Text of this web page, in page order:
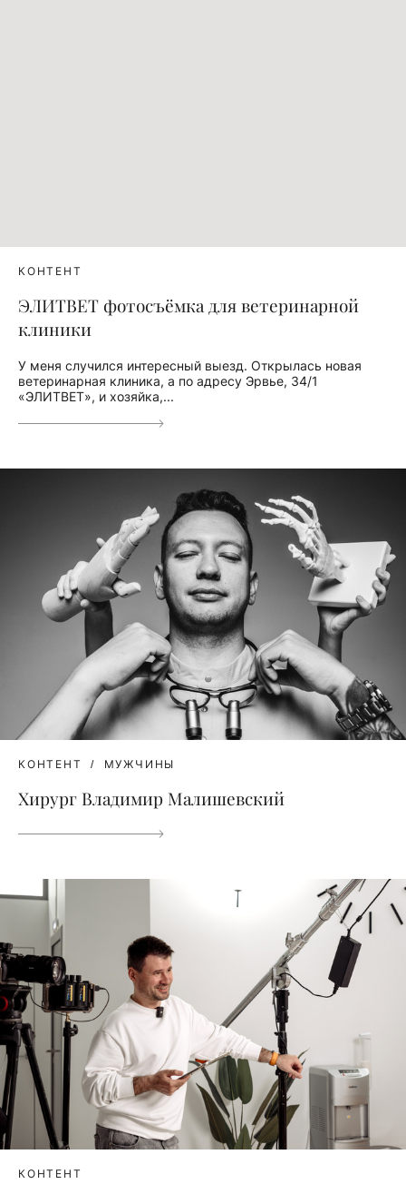
КОНТЕНТ
ЭЛИТВЕТ фотосъёмка для ветеринарной
клиники
У меня случился интересный выезд. Открылась новая
ветеринарная клиника, а по адресу Эрвье, 34/1
«ЭЛИТВЕТ», и хозяйка,...
КОНТЕНТ МУЖЧИНЫ
Хирург Владимир Малишевский
КОНТЕНТ